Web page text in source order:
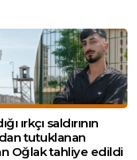
ırkçı saldırının
tutuklanan
Oğlak tahliye edildi